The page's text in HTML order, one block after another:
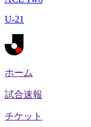
U-21
ホーム
試合速報
チケット